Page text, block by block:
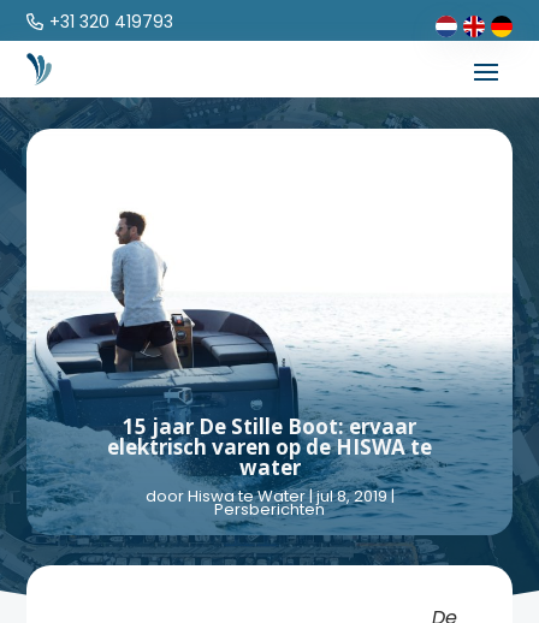
+31 320 419793
15 jaar De Stille Boot: ervaar
elektrisch varen op de HISWA te
water
doorHiswa te Water|jul 8, 2019|
Persberichten